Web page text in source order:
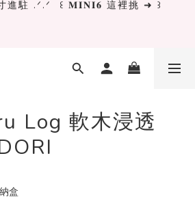
進駐 .ᐟ.ᐟ  ꒰ 𝐌𝐈𝐍𝐈𝟔 這裡挑 ➜ ꒱
Log 軟木浸透
盒